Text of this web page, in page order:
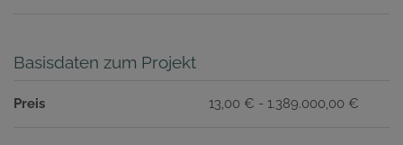
Basisdaten zum Projekt
Preis 13,00 € - 1.389.000,00 €